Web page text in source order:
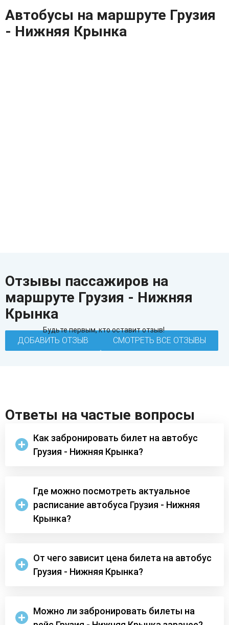
Автобусы на маршруте Грузия
- Нижняя Крынка
Отзывы пассажиров на
маршруте Грузия - Нижняя
Крынка
Будьте первым, кто оставит отзыв!
ДОБАВИТЬ ОТЗЫВ СМОТРЕТЬ ВСЕ ОТЗЫВЫ
Ответы на частые вопросы
Как забронировать билет на автобус
Грузия - Нижняя Крынка?
Где можно посмотреть актуальное
расписание автобуса Грузия - Нижняя
Крынка?
От чего зависит цена билета на автобус
Грузия - Нижняя Крынка?
Можно ли забронировать билеты на